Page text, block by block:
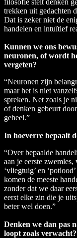
trekken uit gedachten
Dat is zeker niet de
handelen en intuïtief
Kunnen we ons
neuronen, of wordt
vergeten?
“Neuronen zijn
maar het is niet
spreken. Net zoals je
of denken gebeurt
geheel.”
In hoeverre bepaalt
“Over bepaalde
aan je eerste
‘vliegtuig’ en
komen de meeste
zonder dat we daar
eerst elke zin die je
beter wel doen.”
Denken we dan pas
loopt zoals verwacht?